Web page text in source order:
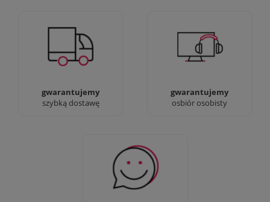
gwarantujemy
szybką dostawę
90% dostaw następnego
dnia, bez dopłat!
gwarantujemy
osbiór osobisty
Jesteśmy prawdziwi :)
możesz przyjść i
Sprawdź nasze 100%
zadowolenia Klientów